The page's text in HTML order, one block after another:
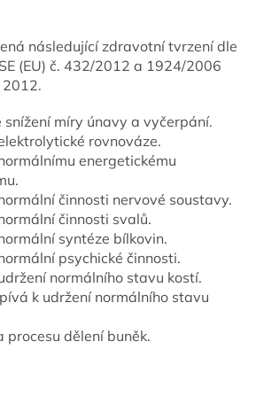
následující zdravotní tvrzení dle
(EU) č. 432/2012 a 1924/2006
snížení míry únavy a vyčerpání.
rovnováze.
energetickému
činnosti nervové soustavy.
činnosti svalů.
syntéze bílkovin.
psychické činnosti.
normálního stavu kostí.
k udržení normálního stavu
procesu dělení buněk.